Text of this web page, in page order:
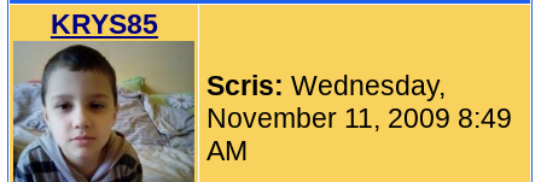
KRYS85
Scris:Wednesday,
November 11, 2009 8:49
AM